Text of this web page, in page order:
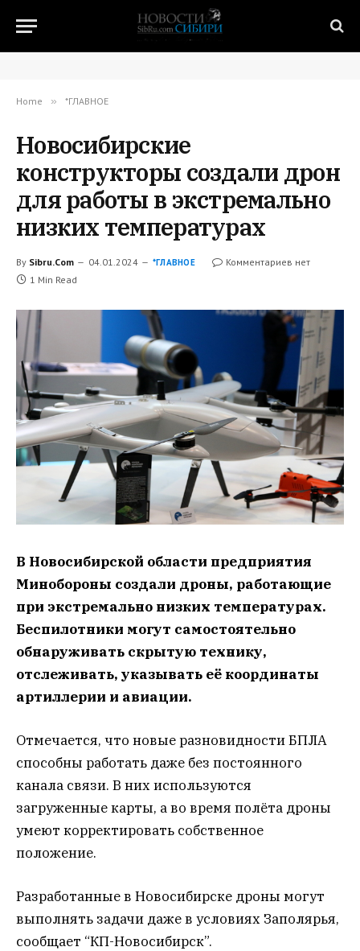
Home » *ГЛАВНОЕ
Новосибирские
конструкторы создали дрон
для работы в экстремально
низких температурах
By Sibru.Com 04.01.2024 *ГЛАВНОЕ
Комментариев нет
1 Min Read
В Новосибирской области предприятия
Минобороны создали дроны, работающие
при экстремально низких температурах.
Беспилотники могут самостоятельно
обнаруживать скрытую технику,
отслеживать, указывать её координаты
артиллерии и авиации.
Отмечается, что новые разновидности БПЛА
способны работать даже без постоянного
канала связи. В них используются
загруженные карты, а во время полёта дроны
умеют корректировать собственное
положение.
Разработанные в Новосибирске дроны могут
выполнять задачи даже в условиях Заполярья,
сообщает “КП-Новосибирск”.